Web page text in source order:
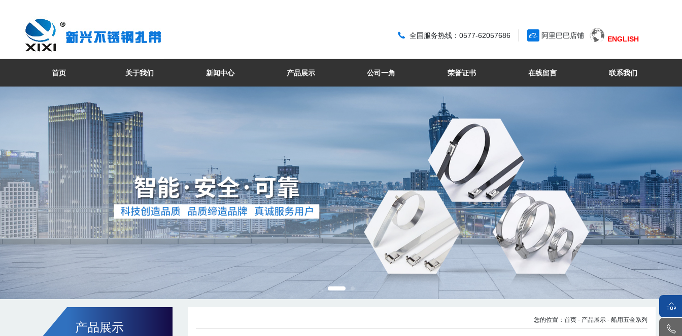
 全国服务热线：0577-62057686  阿里巴巴店铺  ENGLISH
首页 关于我们 新闻中心 产品展示 公司一角 荣誉证书 在线留言 联系我们


产品展示
您的位置： 首页 - 产品展示 - 船用五金系列